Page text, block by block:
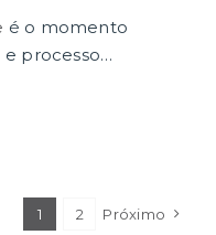
é o momento
processo…
1 2 Próximo